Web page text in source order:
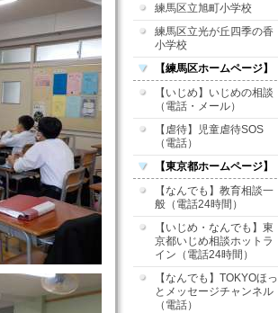
練馬区立旭町小学校
練馬区立光が丘四季の香
小学校
【練馬区ホームページ】
【いじめ】いじめの相談
（電話・メール）
【虐待】児童虐待SOS
（電話）
【東京都ホームページ】
【なんでも】教育相談一
般（電話24時間）
【いじめ・なんでも】東
京都いじめ相談ホットラ
イン（電話24時間）
【なんでも】TOKYOほっ
とメッセージチャンネル
（電話）